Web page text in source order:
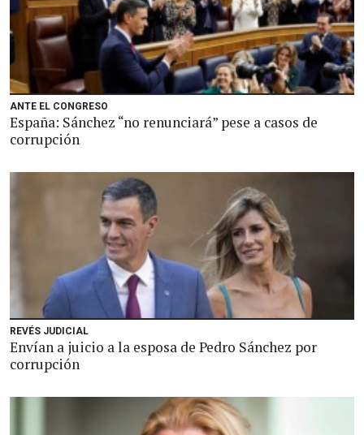
ANTE EL CONGRESO
España: Sánchez “no renunciará” pese a casos de
corrupción
REVÉS JUDICIAL
Envían a juicio a la esposa de Pedro Sánchez por
corrupción